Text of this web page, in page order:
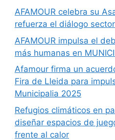
AFAMOUR celebra su
refuerza el diálogo
AFAMOUR impulsa el
más humanas en
Afamour firma un
Fira de Lleida para
Municipalia 2025
Refugios climáticos en
diseñar espacios de
frente al calor